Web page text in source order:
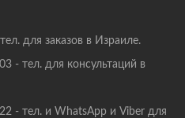
для заказов в Израиле.
- тел. для консультаций в
- тел. и WhatsApp и Viber для